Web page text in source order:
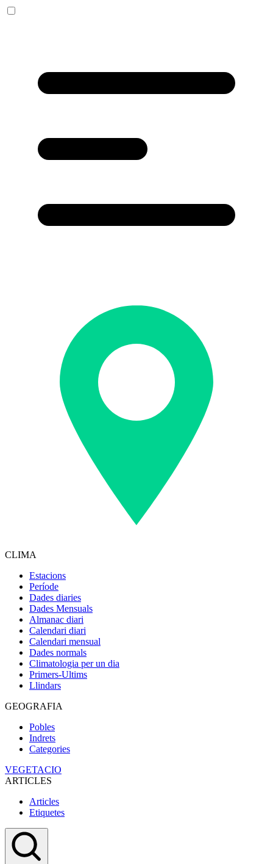
CLIMA
Estacions
Període
Dades diaries
Dades Mensuals
Almanac diari
Calendari diari
Calendari mensual
Dades normals
Climatologia per un dia
Primers-Ultims
Llindars
GEOGRAFIA
Pobles
Indrets
Categories
VEGETACIO
ARTICLES
Articles
Etiquetes